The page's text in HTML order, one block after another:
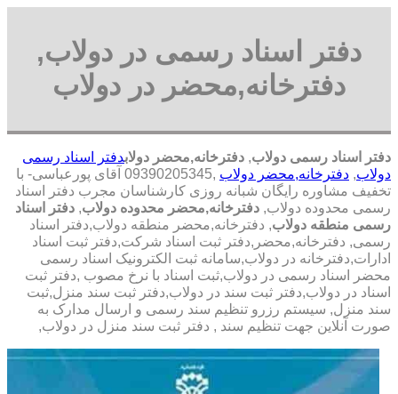
دفتر اسناد رسمی در دولاب,
دفترخانه,محضر در دولاب
دفتر اسناد رسمی دولاب, دفترخانه,محضر دولابدفتر اسناد رسمی
دولاب, دفترخانه,محضر دولاب
,09390205345 آقای پورعباسی- با
تخفیف مشاوره رايگان شبانه روزی کارشناسان مجرب دفتر اسناد
رسمی محدوده دولاب, دفترخانه,محضر محدوده دولاب, دفتر اسناد
رسمی منطقه دولاب, دفترخانه,محضر منطقه دولاب,دفتر اسناد
رسمی, دفترخانه,محضر,دفتر ثبت اسناد شرکت,دفتر ثبت اسناد
ادارات,دفترخانه در دولاب,سامانه ثبت الکترونیک اسناد رسمی
محضر اسناد رسمی در دولاب,ثبت اسناد با نرخ مصوب ,دفتر ثبت
اسناد در دولاب,دفتر ثبت سند در دولاب,دفتر ثبت سند منزل,ثبت
سند منزل, سیستم رزرو تنظیم سند رسمی و ارسال مدارک به
صورت آنلاین جهت تنظیم سند , دفتر ثبت سند منزل در دولاب,